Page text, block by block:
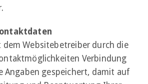
dem Websitebetreiber durch die
Verbindung
Angaben gespeichert, damit auf